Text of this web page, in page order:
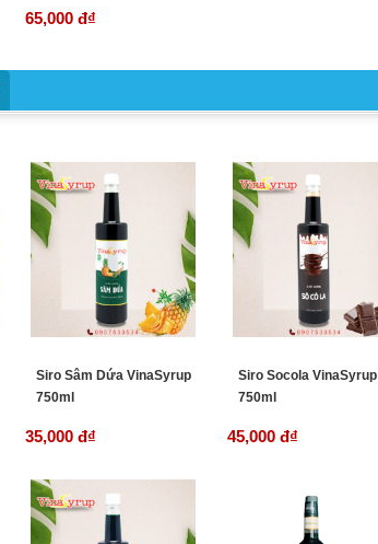
65,000 đ₫
Siro Sâm Dứa VinaSyrup
750ml
35,000 đ₫
Siro Socola VinaSyrup
750ml
45,000 đ₫